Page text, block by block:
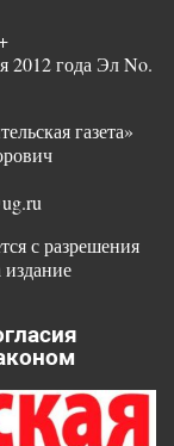
2012 года Эл No.
газета»
с разрешения
издание